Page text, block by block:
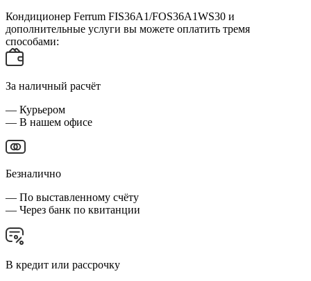
Кондиционер Ferrum FIS36A1/FOS36A1WS30 и
дополнительные услуги вы можете оплатить тремя
способами:
За наличный расчёт
— Курьером
— В нашем офисе
Безналично
— По выставленному счёту
— Через банк по квитанции
В кредит или рассрочку